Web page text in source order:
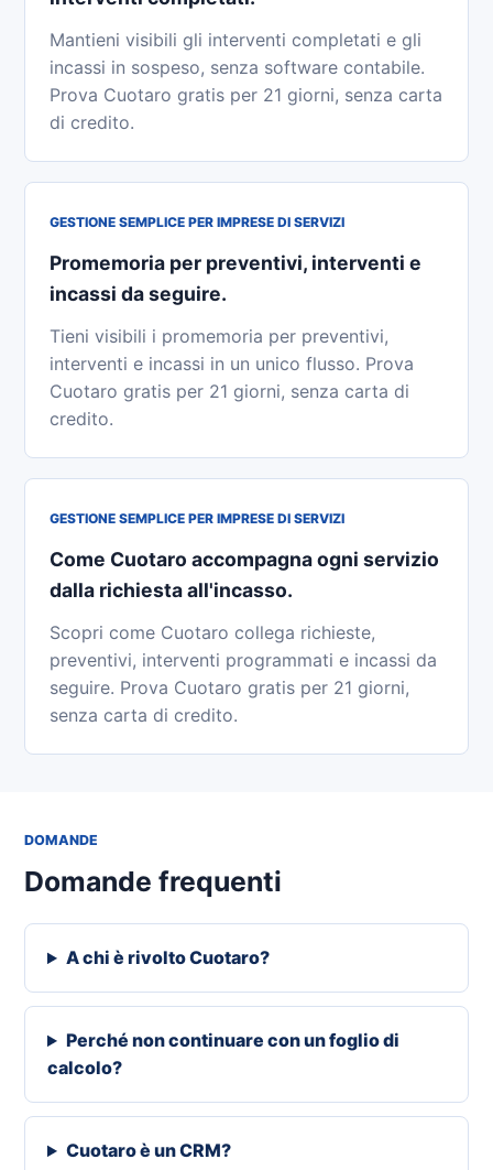
Mantieni visibili gli interventi completati e gli
incassi in sospeso, senza software contabile.
Prova Cuotaro gratis per 21 giorni, senza carta
di credito.
GESTIONE SEMPLICE PER IMPRESE DI SERVIZI
Promemoria per preventivi, interventi e
incassi da seguire.
Tieni visibili i promemoria per preventivi,
interventi e incassi in un unico flusso. Prova
Cuotaro gratis per 21 giorni, senza carta di
credito.
GESTIONE SEMPLICE PER IMPRESE DI SERVIZI
Come Cuotaro accompagna ogni servizio
dalla richiesta all'incasso.
Scopri come Cuotaro collega richieste,
preventivi, interventi programmati e incassi da
seguire. Prova Cuotaro gratis per 21 giorni,
senza carta di credito.
DOMANDE
Domande frequenti
A chi è rivolto Cuotaro?
Perché non continuare con un foglio di
calcolo?
Cuotaro è un CRM?